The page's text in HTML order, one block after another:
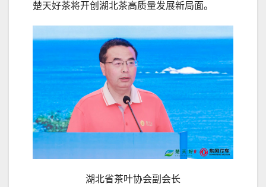
楚天好茶将开创湖北茶高质量发展新局面。
湖北省茶叶协会副会长